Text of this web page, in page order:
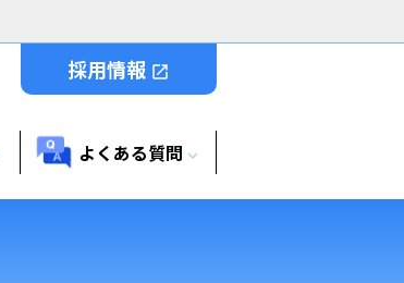
採用情報 open_in_new
よくある質問 expand_more